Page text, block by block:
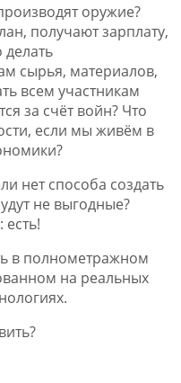
оружие?
получают зарплату,
сырья, материалов,
всем участникам
за счёт войн? Что
если мы живём в
нет способа создать
не выгодные?
есть!
в полнометражном
на реальных